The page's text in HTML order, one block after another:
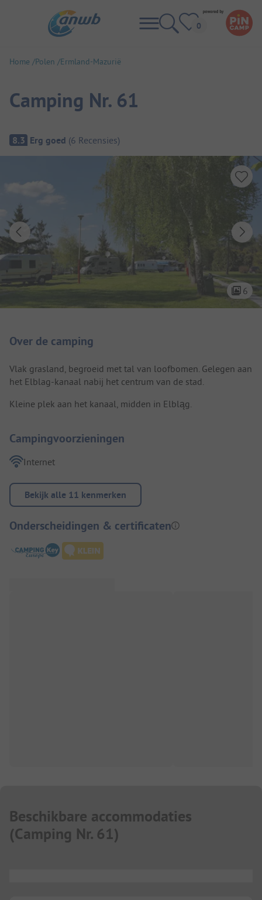
Home Polen Ermland-Mazurië
Camping Nr. 61
Camping overzicht
8.3 Erg goed (6 Recensies)
6
Over de camping
Vlak grasland, begroeid met tal van loofbomen. Gelegen aan
het Elblag-kanaal nabij het centrum van de stad.
Kleine plek aan het kanaal, midden in Elbląg.
Campingvoorzieningen
Internet
Bekijk alle 11 kenmerken
Onderscheidingen & certificaten
Beschikbare accommodaties
(Camping Nr. 61)